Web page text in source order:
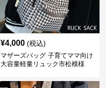
¥4,000 (税込)
マザーズバッグ 子育てママ向け
大容量軽量リュック市松模様